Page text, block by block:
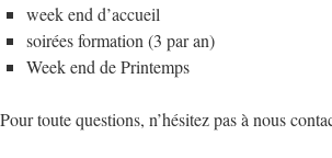
week end d’accueil
soirées formation (3 par an)
Week end de Printemps
Pour toute questions, n’hésitez pas à nous